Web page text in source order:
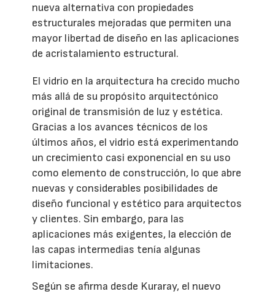
nueva alternativa con propiedades
estructurales mejoradas que permiten una
mayor libertad de diseño en las aplicaciones
de acristalamiento estructural.
El vidrio en la arquitectura ha crecido mucho
más allá de su propósito arquitectónico
original de transmisión de luz y estética.
Gracias a los avances técnicos de los
últimos años, el vidrio está experimentando
un crecimiento casi exponencial en su uso
como elemento de construcción, lo que abre
nuevas y considerables posibilidades de
diseño funcional y estético para arquitectos
y clientes. Sin embargo, para las
aplicaciones más exigentes, la elección de
las capas intermedias tenía algunas
limitaciones.
Según se afirma desde Kuraray, el nuevo